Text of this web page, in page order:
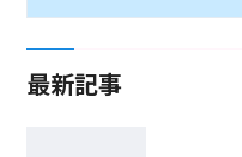
最新記事